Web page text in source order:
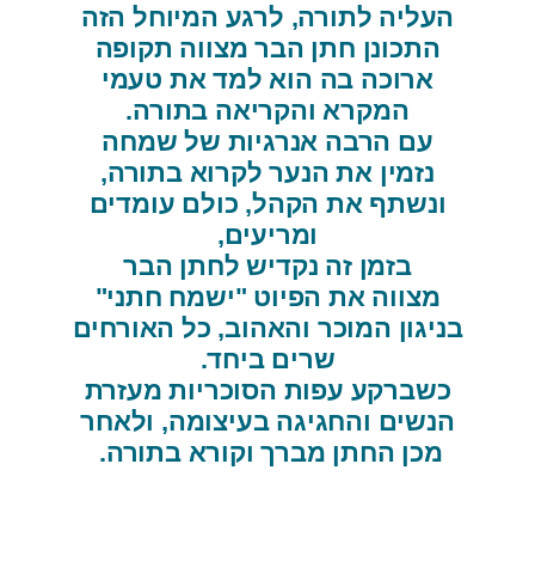
העליה לתורה, לרגע המיוחל הזה
התכונן חתן הבר מצווה תקופה
ארוכה בה הוא למד את טעמי
המקרא והקריאה בתורה.
עם הרבה אנרגיות של שמחה
נזמין את הנער לקרוא בתורה,
ונשתף את הקהל, כולם עומדים
ומריעים,
בזמן זה נקדיש לחתן הבר
מצווה את הפיוט "ישמח חתני"
בניגון המוכר והאהוב, כל האורחים
שרים ביחד.
כשברקע עפות הסוכריות מעזרת
הנשים והחגיגה בעיצומה, ולאחר
מכן החתן מברך וקורא בתורה.